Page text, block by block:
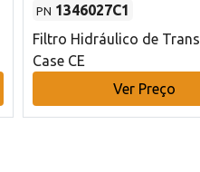
PN 1346027C1
Filtro Hidráulico de
Case CE
Ver Preço